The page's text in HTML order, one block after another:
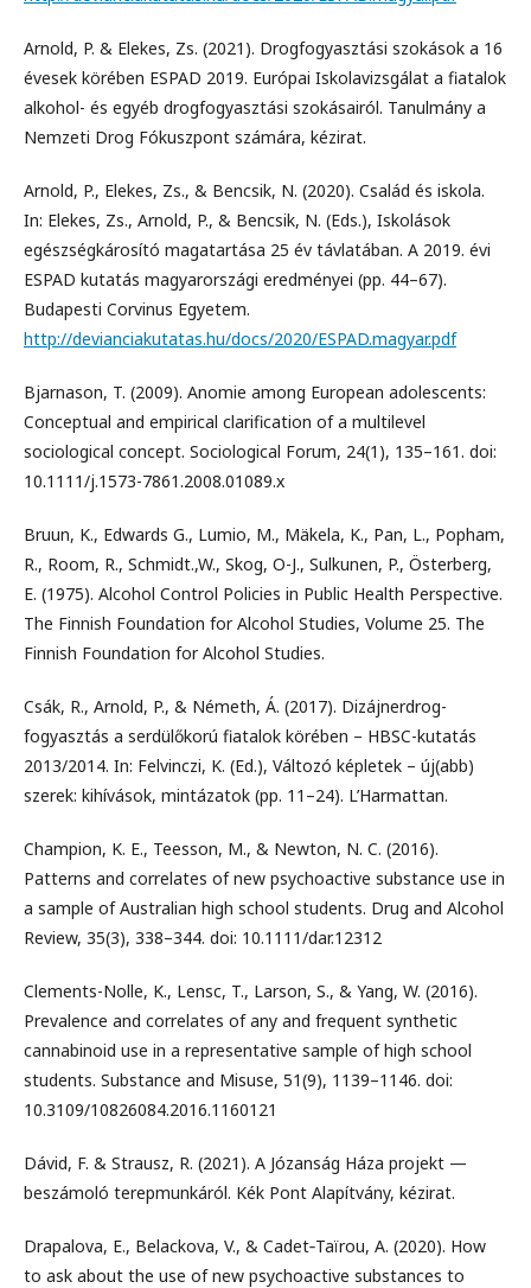
Arnold, P. & Elekes, Zs. (2021). Drogfogyasztási szokások a 16
évesek körében ESPAD 2019. Európai Iskolavizsgálat a fiatalok
alkohol- és egyéb drogfogyasztási szokásairól. Tanulmány a
Nemzeti Drog Fókuszpont számára, kézirat.
Arnold, P., Elekes, Zs., & Bencsik, N. (2020). Család és iskola.
In: Elekes, Zs., Arnold, P., & Bencsik, N. (Eds.), Iskolások
egészségkárosító magatartása 25 év távlatában. A 2019. évi
ESPAD kutatás magyarországi eredményei (pp. 44–67).
Budapesti Corvinus Egyetem.
http://devianciakutatas.hu/docs/2020/ESPAD.magyar.pdf
Bjarnason, T. (2009). Anomie among European adolescents:
Conceptual and empirical clarification of a multilevel
sociological concept. Sociological Forum, 24(1), 135–161. doi:
10.1111/j.1573-7861.2008.01089.x
Bruun, K., Edwards G., Lumio, M., Mäkela, K., Pan, L., Popham,
R., Room, R., Schmidt.,W., Skog, O-J., Sulkunen, P., Österberg,
E. (1975). Alcohol Control Policies in Public Health Perspective.
The Finnish Foundation for Alcohol Studies, Volume 25. The
Finnish Foundation for Alcohol Studies.
Csák, R., Arnold, P., & Németh, Á. (2017). Dizájnerdrog-
fogyasztás a serdülőkorú fiatalok körében – HBSC-kutatás
2013/2014. In: Felvinczi, K. (Ed.), Változó képletek – új(abb)
szerek: kihívások, mintázatok (pp. 11–24). L’Harmattan.
Champion, K. E., Teesson, M., & Newton, N. C. (2016).
Patterns and correlates of new psychoactive substance use in
a sample of Australian high school students. Drug and Alcohol
Review, 35(3), 338–344. doi: 10.1111/dar.12312
Clements-Nolle, K., Lensc, T., Larson, S., & Yang, W. (2016).
Prevalence and correlates of any and frequent synthetic
cannabinoid use in a representative sample of high school
students. Substance and Misuse, 51(9), 1139–1146. doi:
10.3109/10826084.2016.1160121
Dávid, F. & Strausz, R. (2021). A Józanság Háza projekt —
beszámoló terepmunkáról. Kék Pont Alapítvány, kézirat.
Drapalova, E., Belackova, V., & Cadet‐Taïrou, A. (2020). How
to ask about the use of new psychoactive substances to